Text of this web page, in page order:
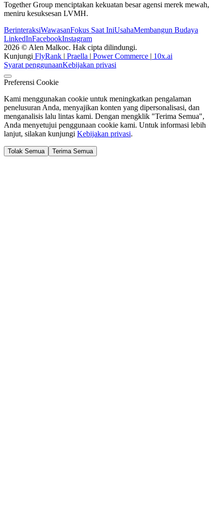
Together Group menciptakan kekuatan besar agensi merek mewah,
meniru kesuksesan LVMH.
BerinteraksiWawasanFokus Saat IniUsahaMembangun Budaya
LinkedInFacebookInstagram
2026 © Alen Malkoc. Hak cipta dilindungi.
Kunjungi FlyRank | Praella | Power Commerce | 10x.ai
Syarat penggunaanKebijakan privasi
Preferensi Cookie
Kami menggunakan cookie untuk meningkatkan pengalaman
penelusuran Anda, menyajikan konten yang dipersonalisasi, dan
menganalisis lalu lintas kami. Dengan mengklik "Terima Semua",
Anda menyetujui penggunaan cookie kami. Untuk informasi lebih
lanjut, silakan kunjungi Kebijakan privasi.
Tolak Semua Terima Semua